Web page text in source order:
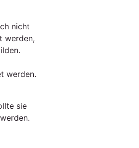
nicht
werden,
werden.
sie